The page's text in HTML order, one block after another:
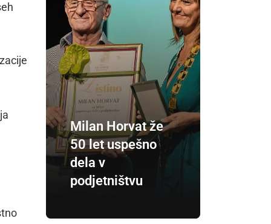
Milan Horvat že
50 let uspešno
dela v
podjetništvu